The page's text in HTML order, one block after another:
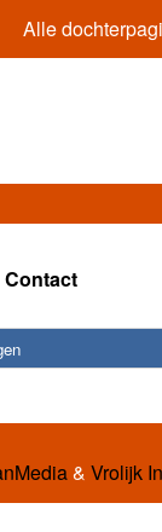
Alle
Contact
& Vrolijk